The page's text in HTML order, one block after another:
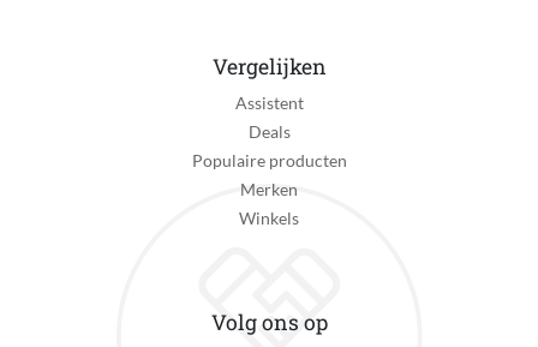
Vergelijken
Assistent
Deals
Populaire producten
Merken
Winkels
Volg ons op